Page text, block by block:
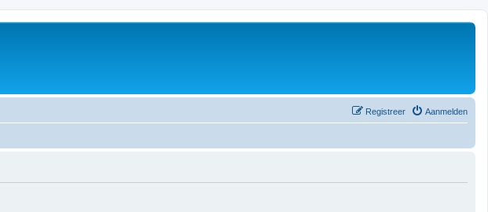
Aanmelden
Registreer